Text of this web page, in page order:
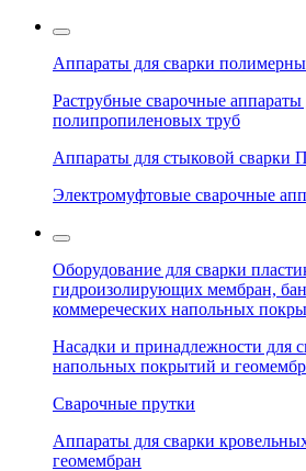
Аппараты для сварки
Раструбные сварочные аппараты
полипропиленовых труб
Аппараты для стыковой сварки
Электромуфтовые сварочные
Оборудование для сварки
гидроизолирующих мембран,
коммереческих напольных
Насадки и принадлежности для
напольных покрытий и
Сварочные прутки
Аппараты для сварки
геомембран